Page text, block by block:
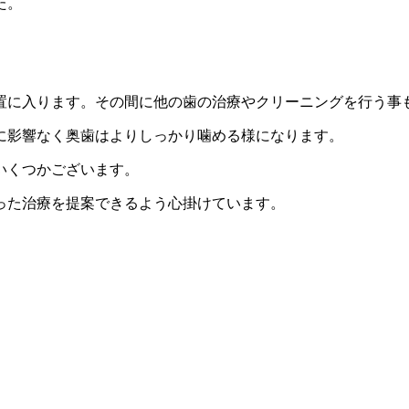
入ります。その間に他の歯の治療やクリーニングを行う事
響なく奥歯はよりしっかり噛める様になります。
つかございます。
治療を提案できるよう心掛けています。